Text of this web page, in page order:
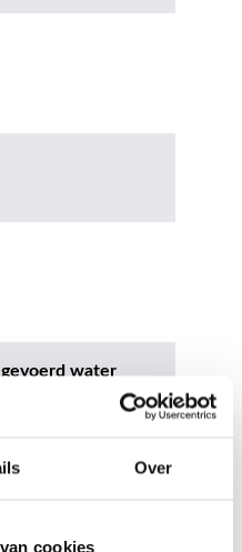
Over
cookies
water
water